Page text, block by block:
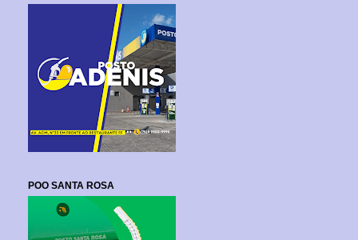
POO SANTA ROSA